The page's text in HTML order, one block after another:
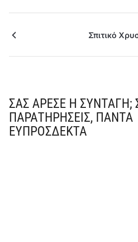
Σπιτικό
ΣΑΣ ΆΡΕΣΕ Η ΣΥΝΤΑΓΉ;
ΠΑΡΑΤΗΡΉΣΕΙΣ, ΠΆΝΤΑ
ΕΥΠΡΌΣΔΕΚΤΑ